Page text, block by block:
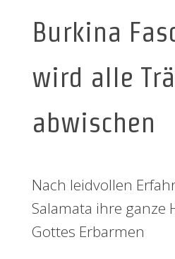
Burkina
wird alle
abwischen
Nach leidvollen
Salamata ihre ganze
Gottes Erbarmen